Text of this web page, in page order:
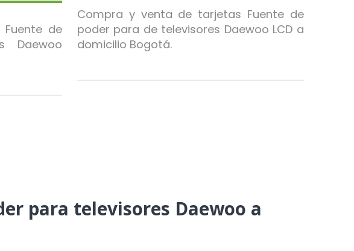
de
Daewoo
Compra y venta de tarjetas Fuente de
poder para de televisores Daewoo LCD a
domicilio Bogotá.
para televisores Daewoo a